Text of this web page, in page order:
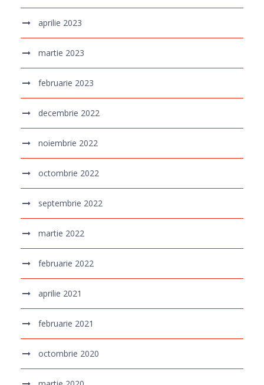
aprilie 2023
martie 2023
februarie 2023
decembrie 2022
noiembrie 2022
octombrie 2022
septembrie 2022
martie 2022
februarie 2022
aprilie 2021
februarie 2021
octombrie 2020